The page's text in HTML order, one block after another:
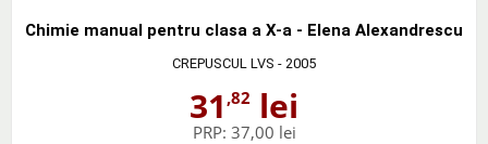
Chimie manual pentru clasa a X-a - Elena Alexandrescu
CREPUSCUL LVS - 2005
31 ,82 lei
PRP: 37,00 lei